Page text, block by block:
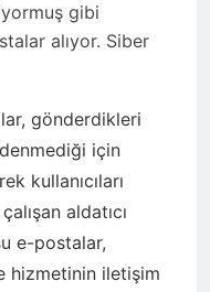
gibi
alıyor. Siber
gönderdikleri
için
kullanıcıları
aldatıcı
e-postalar,
hizmetinin iletişim